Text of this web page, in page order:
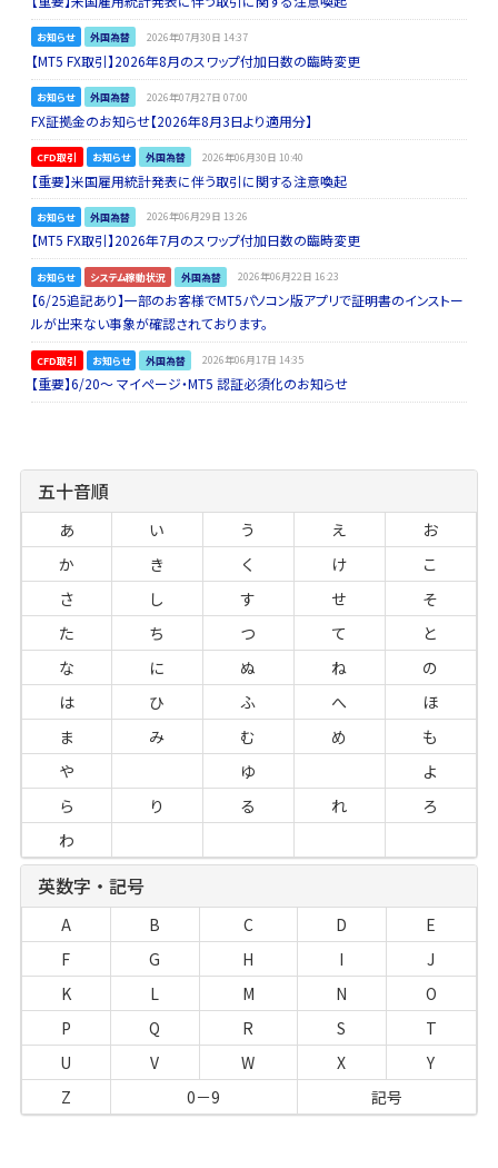
お知らせ 外国為替 2026年07月30日 14:37
【MT5 FX取引】2026年8月のスワップ付加日数の臨時変更
お知らせ 外国為替 2026年07月27日 07:00
FX証拠金のお知らせ【2026年8月3日より適用分】
CFD取引 お知らせ 外国為替 2026年06月30日 10:40
【重要】米国雇用統計発表に伴う取引に関する注意喚起
お知らせ 外国為替 2026年06月29日 13:26
【MT5 FX取引】2026年7月のスワップ付加日数の臨時変更
お知らせ システム稼動状況 外国為替 2026年06月22日 16:23
【6/25追記あり】一部のお客様でMT5パソコン版アプリで証明書のインストー
ルが出来ない事象が確認されております。
CFD取引 お知らせ 外国為替 2026年06月17日 14:35
【重要】6/20～ マイページ・MT5 認証必須化のお知らせ
五十音順
あ い う え
お
か
き く け
こ
さ
し す せ
そ
た
ち つ て
と
な
に ぬ ね
の
は
ひ ふ へ
ほ
ま
み む め
も
や
ゆ
よ
ら
り る れ
ろ
わ
英数字・記号
A B C D
E
F
G H I
J
K
L M N
O
P
Q R S
T
U
V W X
Y
Z
0－9 記号